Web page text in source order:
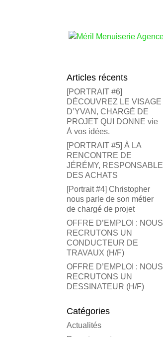
Articles récents
[PORTRAIT #6]
DÉCOUVREZ LE VISAGE
D’YVAN, CHARGÉ DE
PROJET QUI DONNE vie
À vos idées.
[PORTRAIT #5] À LA
RENCONTRE DE
JÉRÉMY, RESPONSABLE
DES ACHATS
[Portrait #4] Christopher
nous parle de son métier
de chargé de projet
OFFRE D’EMPLOI : NOUS
RECRUTONS UN
CONDUCTEUR DE
TRAVAUX (H/F)
OFFRE D’EMPLOI : NOUS
RECRUTONS UN
DESSINATEUR (H/F)
Catégories
Actualités